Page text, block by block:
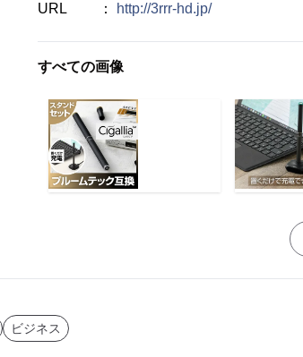
URL ：
http://3rrr-hd.jp/
すべての画像
ビジネス